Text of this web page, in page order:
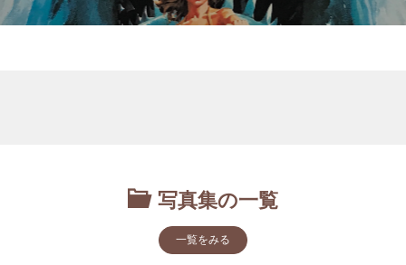
写真集の一覧
一覧をみる